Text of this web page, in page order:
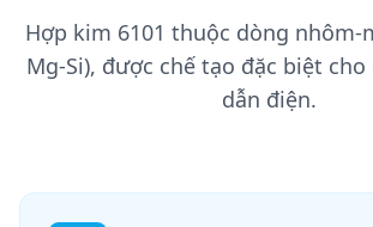
Hợp kim 6101 thuộc dòng nhôm-
Mg-Si), được chế tạo đặc biệt
dẫn điện.